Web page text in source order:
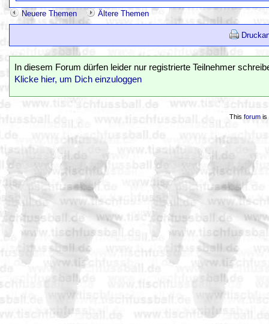
Neuere Themen Ältere Themen
In diesem Forum dürfen leider nur registrierte Teilnehmer
Klicke hier, um Dich einzuloggen
This forumis